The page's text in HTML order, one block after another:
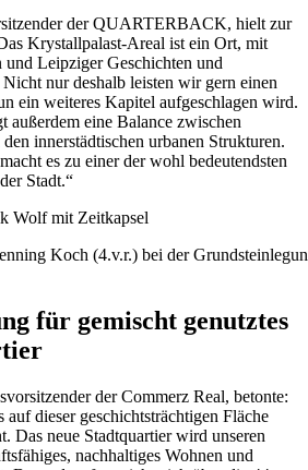
der QUARTERBACK, hielt zur
Krystallpalast-Areal ist ein Ort, mit
Leipziger Geschichten und
nur deshalb leisten wir gern einen
ein weiteres Kapitel aufgeschlagen wird.
außerdem eine Balance zwischen
innerstädtischen urbanen Strukturen.
es zu einer der wohl bedeutendsten
Stadt.“
Koch (4.v.r.) bei der
für gemischt genutztes
der Commerz Real, betonte:
auf dieser geschichtsträchtigen Fläche
Das neue Stadtquartier wird unseren
nachhaltiges Wohnen und